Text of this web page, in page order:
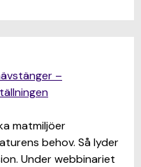
–
matmiljöer
behov. Så lyder
Under webbinariet